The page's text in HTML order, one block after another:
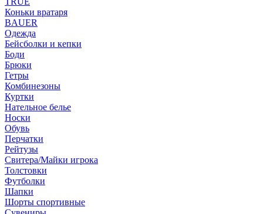
Коньки вратаря
BAUER
Одежда
Бейсболки и кепки
Боди
Брюки
Гетры
Комбинезоны
Куртки
Нательное белье
Носки
Обувь
Перчатки
Рейтузы
Свитера/Майки игрока
Толстовки
Футболки
Шапки
Шорты спортивные